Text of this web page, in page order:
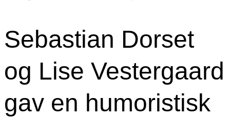
Sebastian Dorset
og Lise Vestergaard
gav en humoristisk